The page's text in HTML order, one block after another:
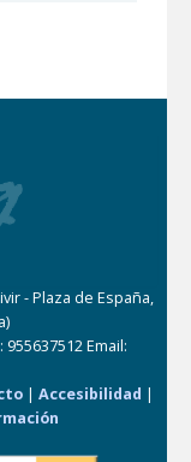
- Plaza de España,
955637512 Email:
|Accesibilidad |